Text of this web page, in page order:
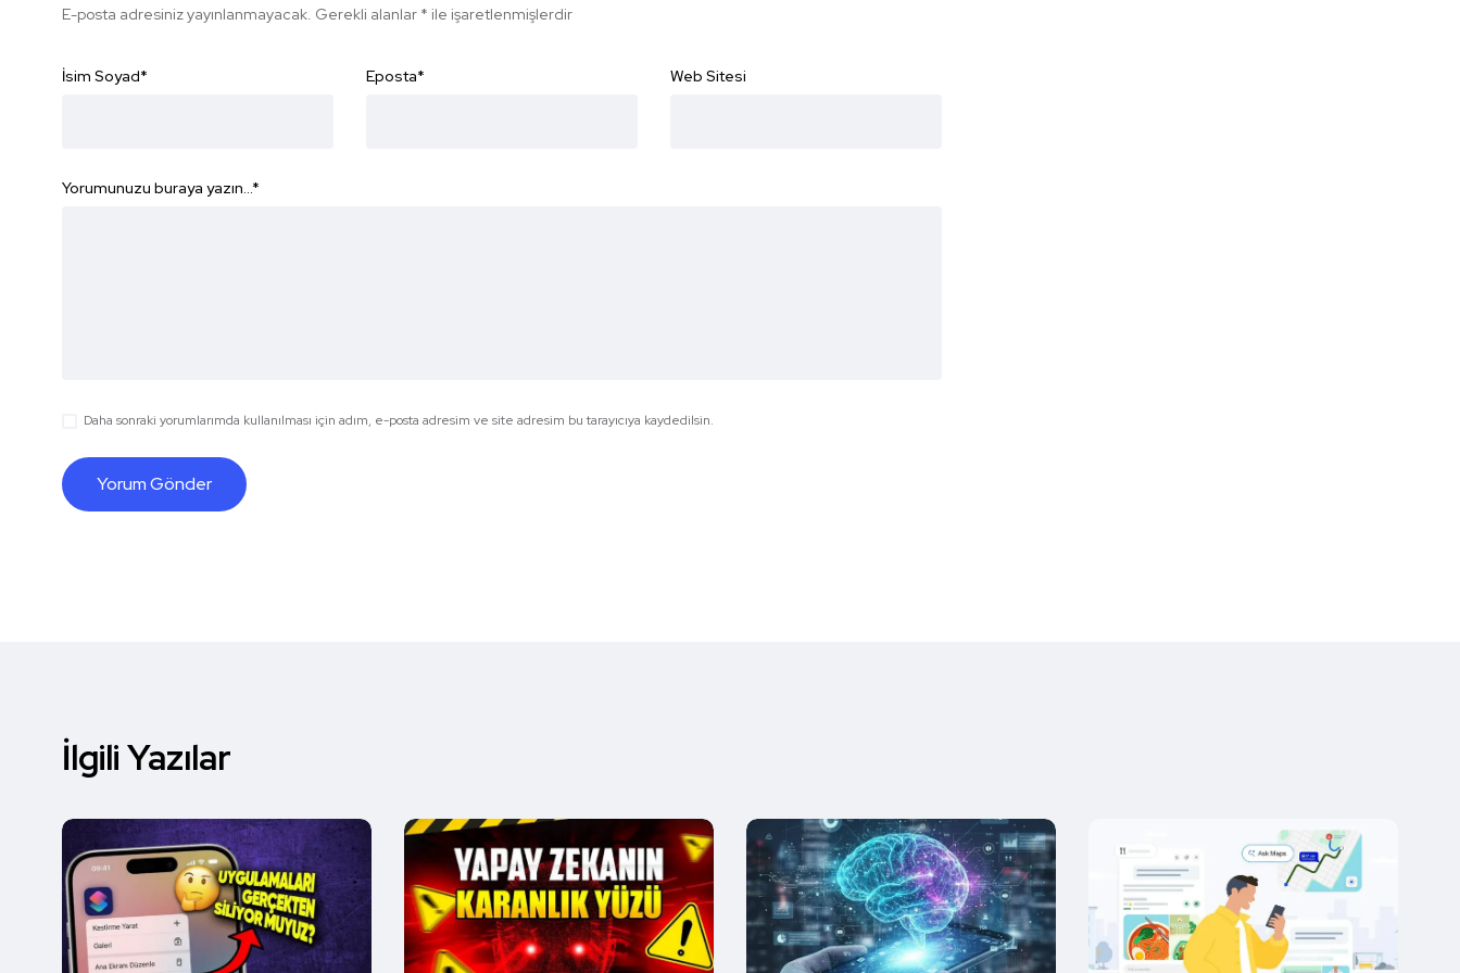
E-posta adresiniz yayınlanmayacak. Gerekli alanlar * ile işaretlenmişlerdir
İsim Soyad* Eposta* Web Sitesi
Yorumunuzu buraya yazın...*
Daha sonraki yorumlarımda kullanılması için adım, e-posta adresim ve site adresim bu tarayıcıya kaydedilsin.
İlgili Yazılar